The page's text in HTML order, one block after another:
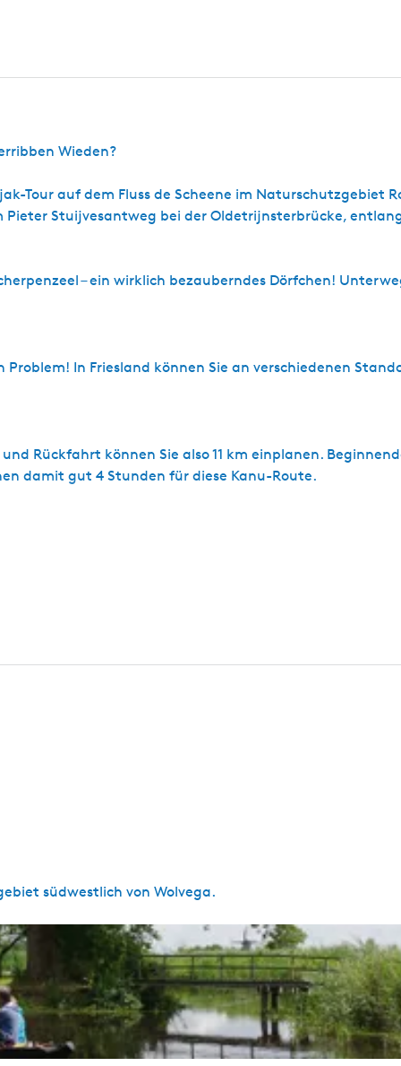
Wieden?
Tour auf dem Fluss de Scheene im Naturschutzgebiet
Pieter Stuijvesantweg bei der Oldetrijnsterbrücke,
– ein wirklich bezauberndes Dörfchen!
Problem! In Friesland können Sie an verschiedenen
Rückfahrt können Sie also 11 km einplanen.
damit gut 4 Stunden für diese Kanu-Route.
südwestlich von Wolvega.